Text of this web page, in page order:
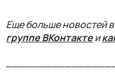
Еще больше новостей
группе ВКонтактеи